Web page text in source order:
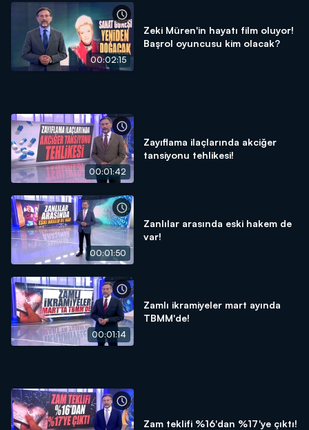
00:02:15
Zeki Müren'in hayatı film oluyor!
Başrol oyuncusu kim olacak?
00:01:42
Zayıflama ilaçlarında akciğer
tansiyonu tehlikesi!
00:01:50
Zanlılar arasında eski hakem de
var!
00:01:14
Zamlı ikramiyeler mart ayında
TBMM'de!
Zam teklifi %16'dan %17'ye çıktı!